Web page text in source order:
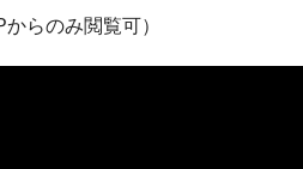
らのみ閲覧可）